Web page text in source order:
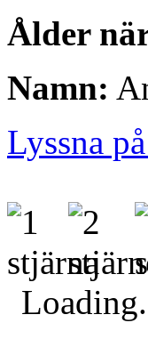
Ålder
Namn:
Lyssna